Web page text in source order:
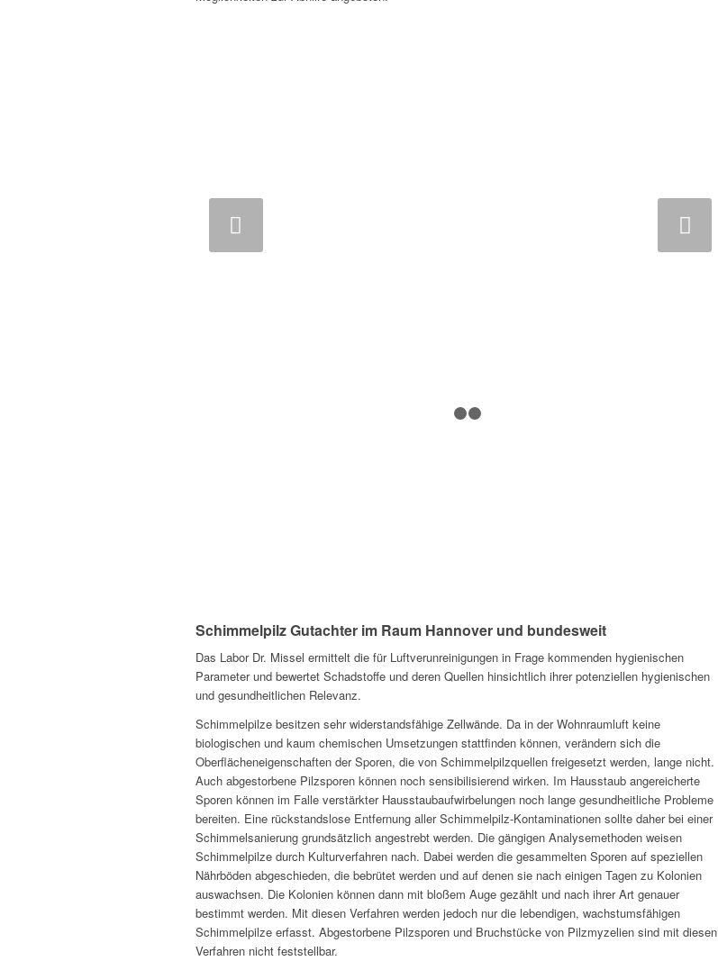
Schimmelpilz Gutachter im Raum Hannover und bundesweit
Das Labor Dr. Missel ermittelt die für Luftverunreinigungen in Frage kommenden hygienischen
Parameter und bewertet Schadstoffe und deren Quellen hinsichtlich ihrer potenziellen hygienischen
und gesundheitlichen Relevanz.
Schimmelpilze besitzen sehr widerstandsfähige Zellwände. Da in der Wohnraumluft keine
biologischen und kaum chemischen Umsetzungen stattfinden können, verändern sich die
Oberflächeneigenschaften der Sporen, die von Schimmelpilzquellen freigesetzt werden, lange nicht.
Auch abgestorbene Pilzsporen können noch sensibilisierend wirken. Im Hausstaub angereicherte
Sporen können im Falle verstärkter Hausstaubaufwirbelungen noch lange gesundheitliche Probleme
bereiten. Eine rückstandslose Entfernung aller Schimmelpilz-Kontaminationen sollte daher bei einer
Schimmelsanierung grundsätzlich angestrebt werden. Die gängigen Analysemethoden weisen
Schimmelpilze durch Kulturverfahren nach. Dabei werden die gesammelten Sporen auf speziellen
Nährböden abgeschieden, die bebrütet werden und auf denen sie nach einigen Tagen zu Kolonien
auswachsen. Die Kolonien können dann mit bloßem Auge gezählt und nach ihrer Art genauer
bestimmt werden. Mit diesen Verfahren werden jedoch nur die lebendigen, wachstumsfähigen
Schimmelpilze erfasst. Abgestorbene Pilzsporen und Bruchstücke von Pilzmyzelien sind mit diesen
Verfahren nicht feststellbar.